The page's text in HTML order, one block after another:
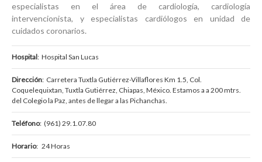
especialistas en el área de cardiología, cardiología
intervencionista, y especialistas cardiólogos en unidad de
cuidados coronarios.
Hospital: Hospital San Lucas
Dirección: Carretera Tuxtla Gutiérrez-Villaflores Km 1.5, Col.
Coquelequixtan, Tuxtla Gutiérrez, Chiapas, México. Estamos a a 200 mtrs.
del Colegio la Paz, antes de llegar a las Pichanchas.
Teléfono: (961) 29.1.07.80
Horario: 24 Horas